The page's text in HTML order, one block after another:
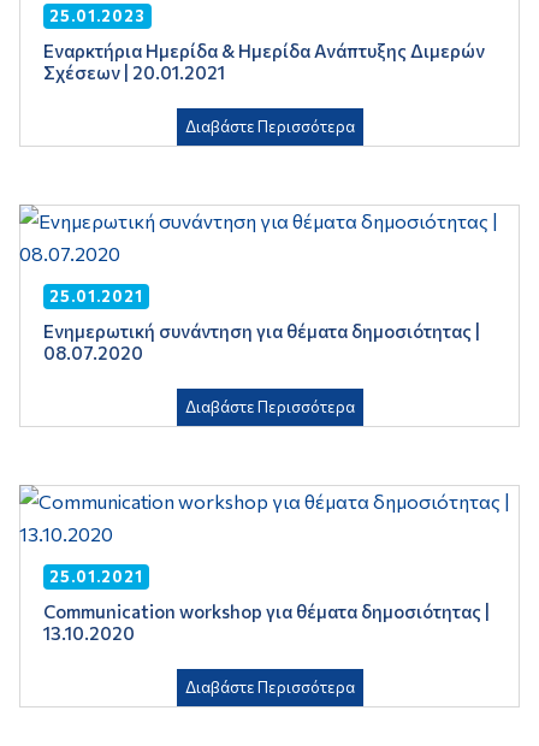
Εναρκτήρια Ημερίδα & Ημερίδα Ανάπτυξης Διμερών
Σχέσεων | 20.01.2021
25.01.2023
Διαβάστε Περισσότερα
Ενημερωτική συνάντηση για θέματα δημοσιότητας |
08.07.2020
25.01.2021
Διαβάστε Περισσότερα
Communication workshop για θέματα δημοσιότητας |
13.10.2020
25.01.2021
Διαβάστε Περισσότερα